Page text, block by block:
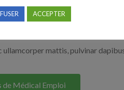
entreprises
mattis, pulvinar
de Médical Emploi
ACCEPTER